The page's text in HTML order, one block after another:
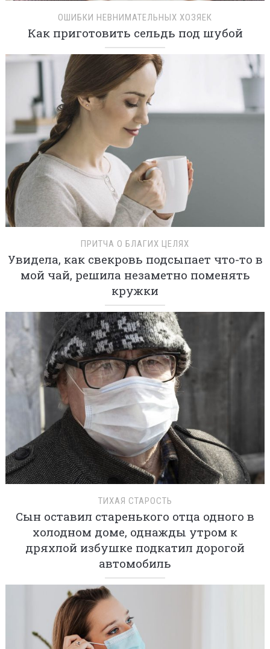
ОШИБКИ НЕВНИМАТЕЛЬНЫХ ХОЗЯЕК
Как приготовить сельдь под шубой
ПРИТЧА О БЛАГИХ ЦЕЛЯХ
Увидела, как свекровь подсыпает что-то в
мой чай, решила незаметно поменять
кружки
ТИХАЯ СТАРОСТЬ
Сын оставил старенького отца одного в
холодном доме, однажды утром к
дряхлой избушке подкатил дорогой
автомобиль